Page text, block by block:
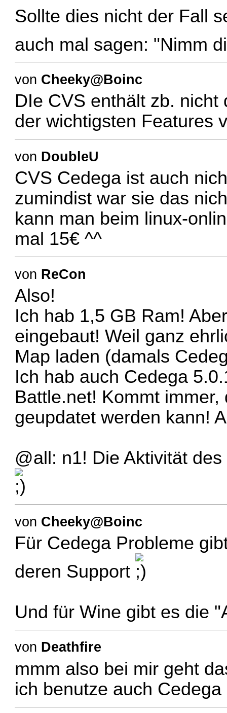
Sollte dies nicht der Fall
auch mal sagen: "Nimm
von Cheeky@Boinc
DIe CVS enthält zb.
der wichtigsten Features
von DoubleU
CVS Cedega ist auch
zumindist war sie das
kann man beim linux-
mal 15€ ^^
von ReCon
Also!
Ich hab 1,5 GB Ram!
eingebaut! Weil ganz
Map laden (damals
Ich hab auch Cedega
Battle.net! Kommt
geupdatet werden kann!
@all: n1! Die Aktivität
von Cheeky@Boinc
Für Cedega Probleme
deren Support
Und für Wine gibt es die
von Deathfire
mmm also bei mir geht
ich benutze auch